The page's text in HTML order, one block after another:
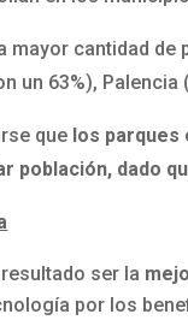
mayor cantidad
un 63%),
que los
población, dado
ser la
por los